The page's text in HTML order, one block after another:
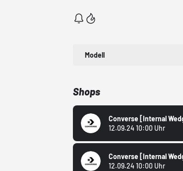
Modell
Shops
Converse [Internal
12.09.24 10:00 Uhr
Converse [Internal
12.09.24 10:00 Uhr